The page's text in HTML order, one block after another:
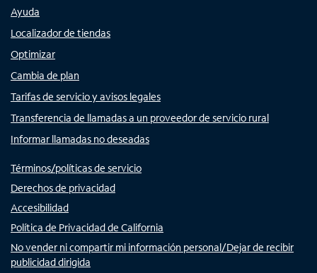
Ayuda
Localizador de tiendas
Optimizar
Cambia de plan
Tarifas de servicio y avisos legales
Transferencia de llamadas a un proveedor de servicio rural
Informar llamadas no deseadas
Términos/políticas de servicio
Derechos de privacidad
Accesibilidad
Política de Privacidad de California
No vender ni compartir mi información personal/Dejar de recibir
publicidad dirigida